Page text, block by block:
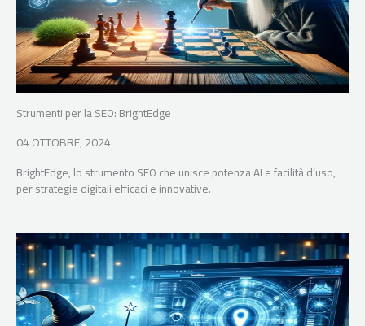
Strumenti per la SEO: BrightEdge
04 OTTOBRE, 2024
BrightEdge, lo strumento SEO che unisce potenza AI e facilità d’uso,
per strategie digitali efficaci e innovative.